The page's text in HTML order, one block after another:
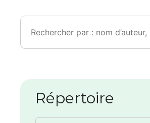
Rechercher :
Répertoire